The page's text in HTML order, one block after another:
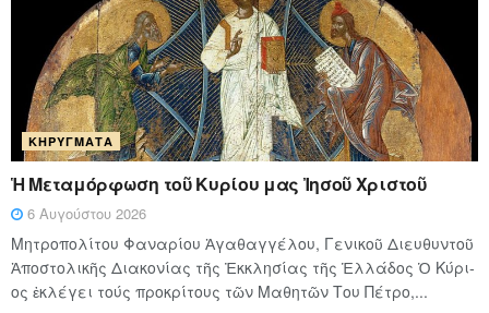
ΚΗΡΎΓΜΑΤΑ
Ἡ Μεταμόρφωση τοῦ Κυρίου μας Ἰησοῦ Χριστοῦ
6 Αυγούστου 2026
Μητροπολίτου Φαναρίου Ἀγαθαγγέλου, Γενικοῦ Διευθυντοῦ
Ἀποστολικῆς Διακονίας τῆς Ἐκκλησίας τῆς Ἑλλάδος Ὁ Κύ­ρι­
ος ἐκλέγει τούς προ­κρί­τους τῶν Μα­θη­τῶν Του Πέ­τρο,...